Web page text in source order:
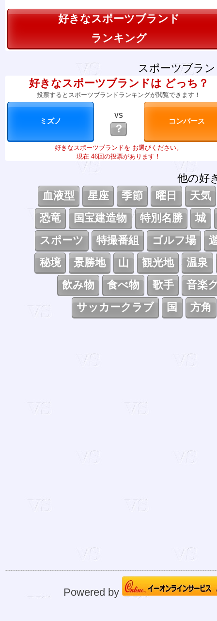
好きなスポーツブランド
ランキング
スポーツブラ
好きなスポーツブランドは どっち？
投票するとスポーツブランドランキングが閲覧できます！
VS
？
好きなスポーツブランドを お選びください。
現在 46回の投票があります！
他の好
血液型
星座 季節 曜日
天気
恐竜
国宝建造物 特別名勝
城
スポーツ
特撮番組 ゴルフ場
秘境
景勝地 山 観光地
温泉
飲み物
食べ物 歌手
音楽
サッカークラブ
国 方角
Powered by